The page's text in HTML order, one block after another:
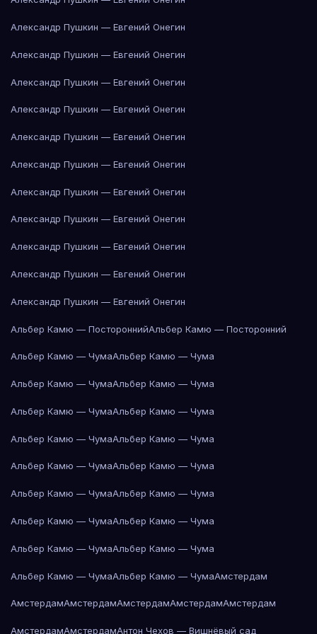
Александр Пушкин — Евгений Онегин
Александр Пушкин — Евгений Онегин
Александр Пушкин — Евгений Онегин
Александр Пушкин — Евгений Онегин
Александр Пушкин — Евгений Онегин
Александр Пушкин — Евгений Онегин
Александр Пушкин — Евгений Онегин
Александр Пушкин — Евгений Онегин
Александр Пушкин — Евгений Онегин
Александр Пушкин — Евгений Онегин
Александр Пушкин — Евгений Онегин
Альбер Камю — ПостороннийАльбер Камю — Посторонний
Альбер Камю — ЧумаАльбер Камю — Чума
Альбер Камю — ЧумаАльбер Камю — Чума
Альбер Камю — ЧумаАльбер Камю — Чума
Альбер Камю — ЧумаАльбер Камю — Чума
Альбер Камю — ЧумаАльбер Камю — Чума
Альбер Камю — ЧумаАльбер Камю — Чума
Альбер Камю — ЧумаАльбер Камю — Чума
Альбер Камю — ЧумаАльбер Камю — Чума
Альбер Камю — ЧумаАльбер Камю — ЧумаАмстердам
АмстердамАмстердамАмстердамАмстердамАмстердам
АмстердамАмстердамАнтон Чехов — Вишнёвый сад